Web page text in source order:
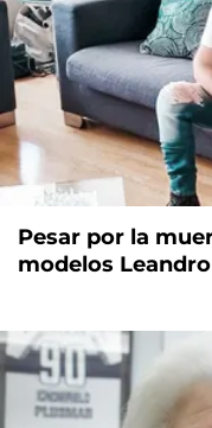
Pesar por la
modelos